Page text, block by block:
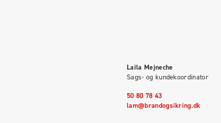
Laila Mejneche
Sags- og kundekoordinator
50 80 78 43
lam@brandogsikring.dk